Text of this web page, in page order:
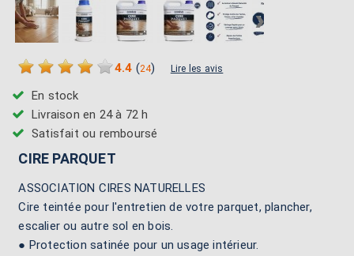
›
4.4 (24) Lire les avis
En stock
Livraison en 24 à 72 h
Satisfait ou remboursé
CIRE PARQUET
ASSOCIATION CIRES NATURELLES
Cire teintée pour l'entretien de votre parquet, plancher,
escalier ou autre sol en bois.
● Protection satinée pour un usage intérieur.